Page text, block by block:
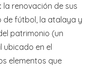
la renovación de sus
de fútbol, la atalaya y
patrimonio (un
ubicado en el
elementos que